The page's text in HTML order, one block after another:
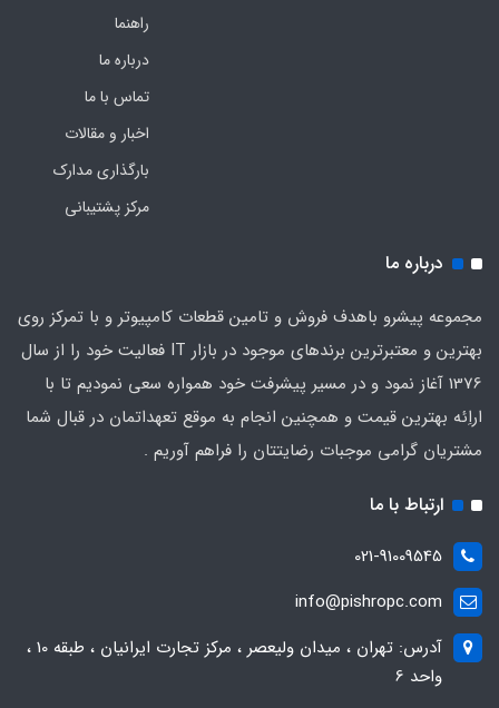
راهنما
درباره ما
تماس با ما
اخبار و مقالات
بارگذاری مدارک
مرکز پشتیبانی
درباره ما
مجموعه پیشرو باهدف فروش و تامین قطعات کامپیوتر و با تمرکز روی
بهترین و معتبرترین برندهای موجود در بازار IT فعالیت خود را از سال
1376 آغاز نمود و در مسیر پیشرفت خود همواره سعی نمودیم تا با
اراِئه بهترین قیمت و همچنین انجام به موقع تعهداتمان در قبال شما
مشتریان گرامی موجبات رضایتتان را فراهم آوریم .
ارتباط با ما
021-91009545
info@pishropc.com
آدرس: تهران ، میدان ولیعصر ، مرکز تجارت ایرانیان ، طبقه 10 ،
واحد 6